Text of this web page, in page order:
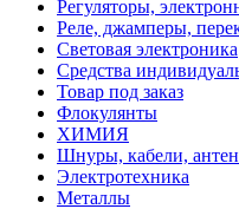
Регуляторы,
Реле, джамперы,
Световая электроника
Средства
Товар под заказ
Флокулянты
ХИМИЯ
Шнуры, кабели,
Электротехника
Металлы